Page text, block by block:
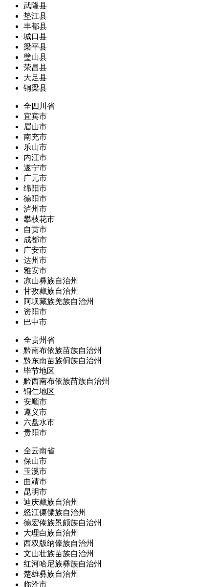
武隆县
垫江县
丰都县
城口县
梁平县
璧山县
荣昌县
大足县
铜梁县
全四川省
宜宾市
眉山市
南充市
乐山市
内江市
遂宁市
广元市
绵阳市
德阳市
泸州市
攀枝花市
自贡市
成都市
广安市
达州市
雅安市
凉山彝族自治州
甘孜藏族自治州
阿坝藏族羌族自治州
资阳市
巴中市
全贵州省
黔南布依族苗族自治州
黔东南苗族侗族自治州
毕节地区
黔西南布依族苗族自治州
铜仁地区
安顺市
遵义市
六盘水市
贵阳市
全云南省
保山市
玉溪市
曲靖市
昆明市
迪庆藏族自治州
怒江傈僳族自治州
德宏傣族景颇族自治州
大理白族自治州
西双版纳傣族自治州
文山壮族苗族自治州
红河哈尼族彝族自治州
楚雄彝族自治州
临沧市